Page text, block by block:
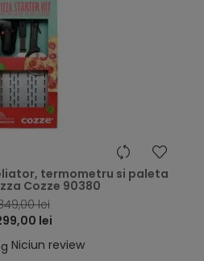
termometru si paleta
Cozze 90380
lei
lei
Niciun review